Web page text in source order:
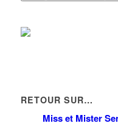
RETOUR SUR…
Miss et Mister